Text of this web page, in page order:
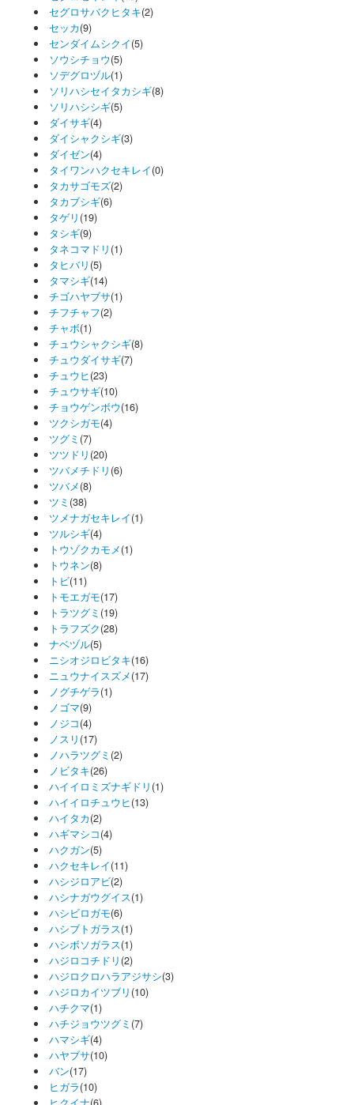
セグロサバクヒタキ(2)
セッカ(9)
センダイムシクイ(5)
ソウシチョウ(5)
ソデグロヅル(1)
ソリハシセイタカシギ(8)
ソリハシシギ(5)
ダイサギ(4)
ダイシャクシギ(3)
ダイゼン(4)
タイワンハクセキレイ(0)
タカサゴモズ(2)
タカブシギ(6)
タゲリ (19)
タシギ(9)
タネコマドリ (1)
タヒバリ (5)
タマシギ(14)
チゴハヤブサ(1)
チフチャフ(2)
チャボ(1)
チュウシャクシギ(8)
チュウダイサギ(7)
チュウヒ(23)
チュウサギ(10)
チョウゲンボウ(16)
ツクシガモ(4)
ツグミ (7)
ツツドリ (20)
ツバメチドリ (6)
ツバメ(8)
ツミ (38)
ツメナガセキレイ(1)
ツルシギ(4)
トウゾクカモメ(1)
トウネン(8)
トビ(11)
トモエガモ(17)
トラツグミ (19)
トラフズク(28)
ナベヅル(5)
ニシオジロビタキ(16)
ニュウナイスズメ(17)
ノグチゲラ(1)
ノゴマ(9)
ノジコ(4)
ノスリ (17)
ノハラツグミ (2)
ノビタキ(26)
ハイイロミズナギドリ (1)
ハイイロチュウヒ(13)
ハイタカ(2)
ハギマシコ(4)
ハクガン(5)
ハクセキレイ(11)
ハシジロアビ(2)
ハシナガウグイス(1)
ハシビロガモ(6)
ハシブトガラス(1)
ハシボソガラス(1)
ハジロコチドリ (2)
ハジロクロハラアジサシ(3)
ハジロカイツブリ (10)
ハチクマ(1)
ハチジョウツグミ (7)
ハマシギ(4)
ハヤブサ(10)
バン(17)
ヒガラ(10)